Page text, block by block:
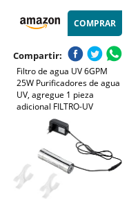
COMPRAR
Compartir:
Filtro de agua UV 6GPM
25W Purificadores de agua
UV, agregue 1 pieza
adicional FILTRO-UV